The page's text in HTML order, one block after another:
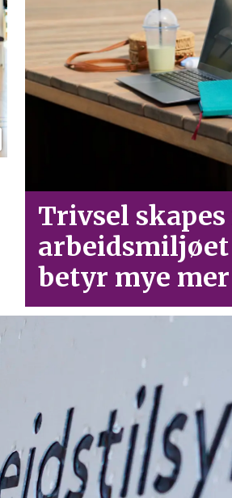
Trivsel
arbeid­smiljøet
betyr mye